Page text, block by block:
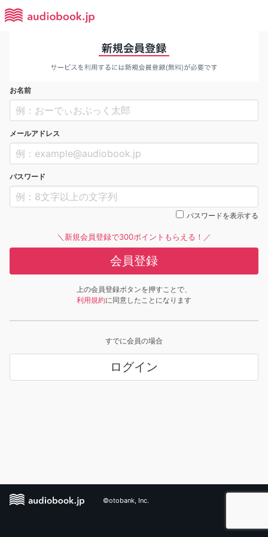
お名前
メールアドレス
パスワード
パスワードを表示する
＼新規会員登録で300ポイントもらえる！／
会員登録
上の会員登録ボタンを押すことで、
利用規約に同意したことになります
すでに会員の場合
ログイン
©otobank, Inc.